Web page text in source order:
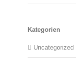
Kategorien
Uncategorized